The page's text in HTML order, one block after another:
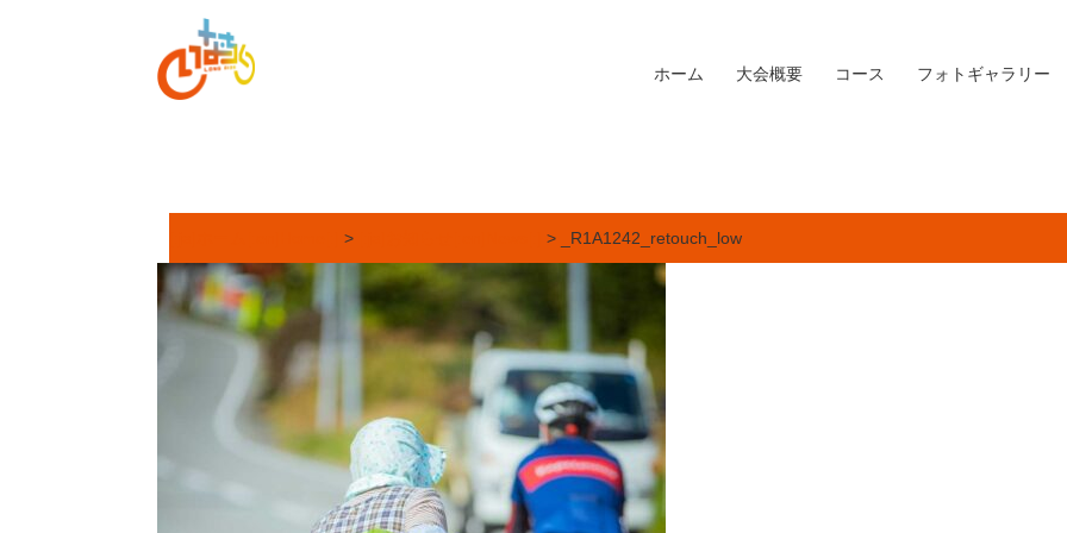
ホーム 大会概要 コース フォトギャラリー
> > _R1A1242_retouch_low